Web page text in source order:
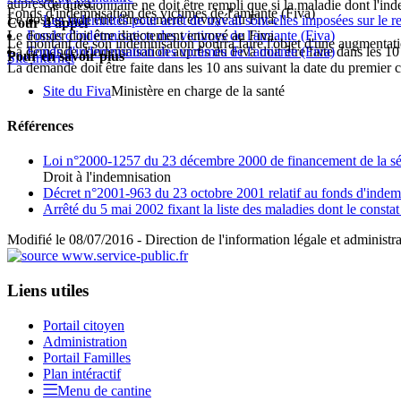
Le dossier doit être directement envoyé au Fiva.
Fonds d'indemnisation des victimes de l'amiante (Fiva)
La demande d'indemnisation auprès du Fiva doit être faite dans les
Ce questionnaire ne doit être rempli que si la maladie dont
Le dossier doit être directement envoyé au Fiva.
Fonds d'indemnisation des victimes de l'amiante (Fiva)
La demande doit être faite dans les 10 ans suivant la date du
auprès du Fiva.
Cour d'appel
Site internet
Fonds d'indemnisation des victimes de l'amiante (Fiva)
Le montant de son indemnisation pourra faire l'objet d'une
Les indemnités pour arrêt de travail sont-elles imposées sur le
Pour en savoir plus
Site du FivaMinistère en charge de la santé
Références
Loi n°2000-1257 du 23 décembre 2000 de financement de la
Droit à l'indemnisation
Décret n°2001-963 du 23 octobre 2001 relatif au fonds
Arrêté du 5 mai 2002 fixant la liste des maladies dont le
Modifié le 08/07/2016 - Direction de l'information légale et
Liens utiles
Portail citoyen
Administration
Portail Familles
Plan intéractif
Menu de cantine